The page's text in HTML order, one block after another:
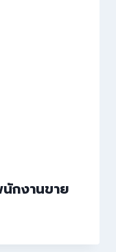
กงานขาย